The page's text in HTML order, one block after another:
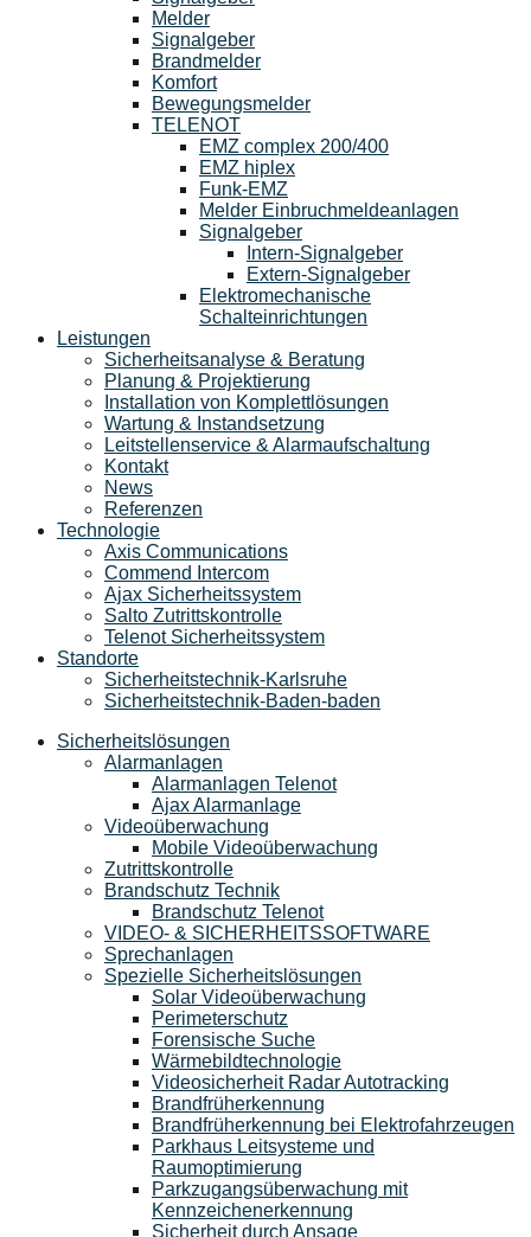
Melder
Signalgeber
Brandmelder
Komfort
Bewegungsmelder
TELENOT
EMZ complex 200/400
EMZ hiplex
Funk-EMZ
Melder Einbruchmeldeanlagen
Signalgeber
Intern-Signalgeber
Extern-Signalgeber
Elektromechanische
Schalteinrichtungen
Leistungen
Sicherheitsanalyse & Beratung
Planung & Projektierung​
Installation von Komplettlösungen
Wartung & Instandsetzung
Leitstellenservice & Alarmaufschaltung
Kontakt
News
Referenzen
Technologie
Axis Communications
Commend Intercom
Ajax Sicherheitssystem​
Salto Zutrittskontrolle
Telenot Sicherheitssystem
Standorte
Sicherheitstechnik-Karlsruhe
Sicherheitstechnik-Baden-baden
Sicherheitslösungen
Alarmanlagen
Alarmanlagen Telenot
Ajax Alarmanlage
Videoüberwachung
Mobile Videoüberwachung
Zutrittskontrolle
Brandschutz Technik
Brandschutz Telenot
VIDEO- & SICHERHEITSSOFTWARE
Sprechanlagen
Spezielle Sicherheitslösungen
Solar Videoüberwachung
Perimeterschutz
Forensische Suche
Wärmebildtechnologie
Videosicherheit Radar Autotracking​
Brandfrüherkennung
Brandfrüherkennung bei Elektrofahrzeugen
Parkhaus Leitsysteme und
Raumoptimierung
Parkzugangsüberwachung mit
Kennzeichenerkennung
Sicherheit durch Ansage